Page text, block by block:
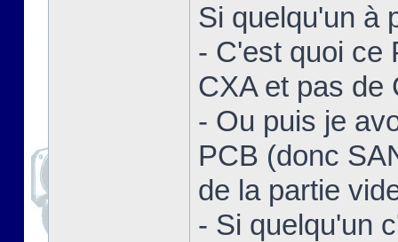
Si quelqu'un à
- C'est quoi ce
CXA et pas de
- Ou puis je
PCB (donc
de la partie
- Si quelqu'un